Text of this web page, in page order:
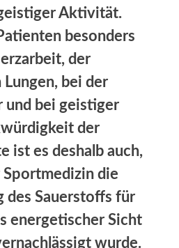
Aktivität.
besonders
der
bei der
und bei geistiger
der
ist es deshalb auch,
Sportmedizin die
des Sauerstoffs für
energetischer Sicht
wurde.